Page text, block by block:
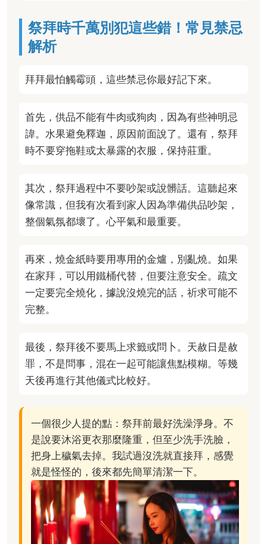
祭拜時千萬別犯這些錯！常見禁忌
解析
拜拜最怕觸霉頭，這些禁忌你最好記下來。
首先，供品不能有牛肉或狗肉，因為有些神明忌
諱。水果避免釋迦，原因前面說了。還有，祭拜
時不要穿拖鞋或太暴露的衣服，保持莊重。
其次，祭拜過程中不要吵架或說髒話。這聽起來
像常識，但我有次看到家人因為準備供品吵架，
整個氣氛都壞了。心平氣和最重要。
再來，燒金紙時要用專用的金爐，別亂燒。如果
在家拜，可以用鐵桶代替，但要注意安全。疏文
一定要完全燒化，據說沒燒完的話，祈求可能不
完整。
最後，祭拜後不要馬上求籤或問卜。天赦日是赦
罪，不是問事，混在一起可能讓焦點模糊。等幾
天後再進行其他儀式比較好。
一個很少人提的點：祭拜前最好洗澡淨身。不
是說要沐浴更衣那麼隆重，但至少洗手洗臉，
把身上穢氣去掉。我試過沒洗就直接拜，感覺
就是怪怪的，後來都先簡單清潔一下。